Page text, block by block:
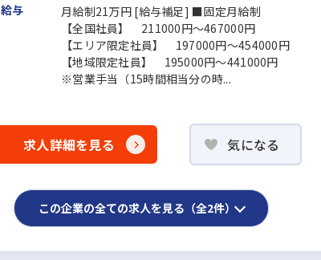
給与
月給制21万円 [給与補足] ■固定月給制
【全国社員】 211000円～467000円
【エリア限定社員】 197000円～454000円
【地域限定社員】 195000円～441000円
※営業手当（15時間相当分の時...
求人詳細を見る 気になる
この企業の全ての求人を見る（全2件）